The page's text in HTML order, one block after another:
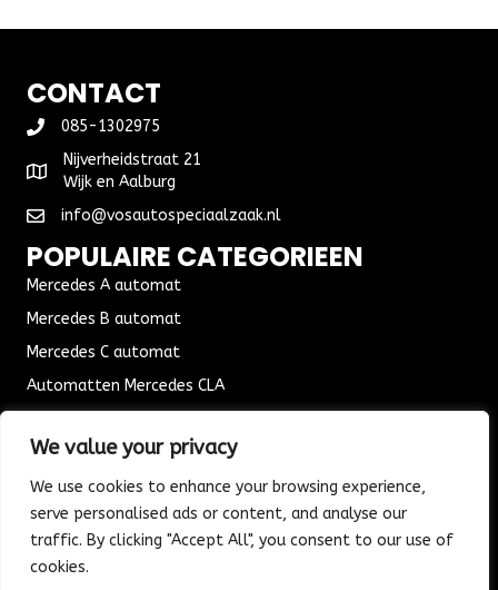
We value your privacy
We use cookies to enhance your browsing experience,
serve personalised ads or content, and analyse our
traffic. By clicking "Accept All", you consent to our use of
cookies.
CONTACT
085-1302975
Nijverheidstraat 21
Wijk en Aalburg
info@vosautospeciaalzaak.nl
POPULAIRE CATEGORIEEN
Mercedes A automat
Mercedes B automat
Mercedes C automat
Automatten Mercedes CLA
ALGEMENE VOORWAARDEN
Algemene voorwaarden
Verzending & Bezorging
Retouren & Ruilen